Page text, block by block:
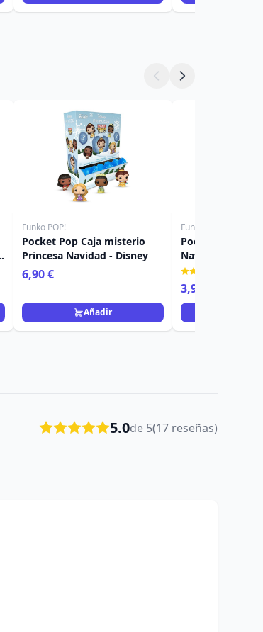
Funko POP!
Pocket Pop Caja misterio
Princesa Navidad - Disney
6,90 €
Añadir
Funko POP!
Pocket Pop
Navidad Alcalde
Pesadilla antes
3,90 €
5.0de 5(17 reseñas)